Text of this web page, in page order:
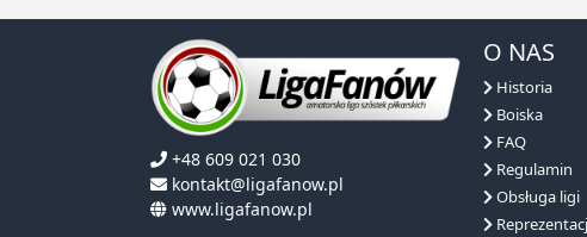
+48 609 021 030
kontakt@ligafanow.pl
www.ligafanow.pl
Copyright © Ligafanów 2008 - 2026
Historia
FAQ
Regulamin
Obsługa ligi
Reprezentacja
Partnerzy